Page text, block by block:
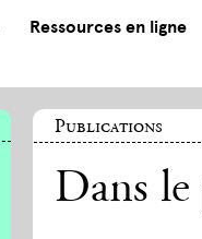
Ressources en ligne
Publications
Dans